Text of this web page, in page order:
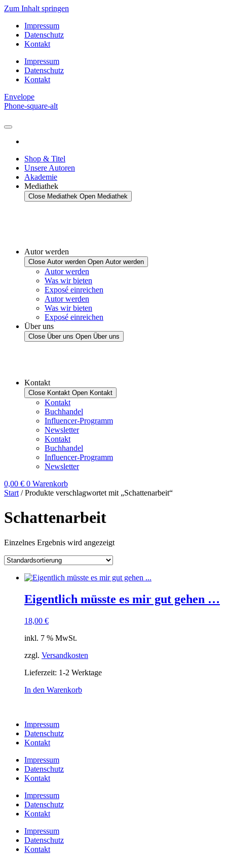
Zum Inhalt springen
Impressum
Datenschutz
Kontakt
Impressum
Datenschutz
Kontakt
Envelope
Phone-square-alt
Shop & Titel
Unsere Autoren
Akademie
Mediathek
Close Mediathek Open Mediathek
Autor werden
Close Autor werden Open Autor werden
Autor werden
Was wir bieten
Exposé einreichen
Autor werden
Was wir bieten
Exposé einreichen
Über uns
Close Über uns Open Über uns
Kontakt
Close Kontakt Open Kontakt
Kontakt
Buchhandel
Influencer-Programm
Newsletter
Kontakt
Buchhandel
Influencer-Programm
Newsletter
0,00 € 0 Warenkorb
Start / Produkte verschlagwortet mit „Schattenarbeit“
Schattenarbeit
Einzelnes Ergebnis wird angezeigt
Eigentlich müsste es mir gut gehen …
18,00 €
inkl. 7 % MwSt.
zzgl. Versandkosten
Lieferzeit: 1-2 Werktage
In den Warenkorb
Impressum
Datenschutz
Kontakt
Impressum
Datenschutz
Kontakt
Impressum
Datenschutz
Kontakt
Impressum
Datenschutz
Kontakt